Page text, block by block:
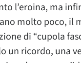
l’eroina, ma
molto poco, il
di “cupola
un ricordo, una